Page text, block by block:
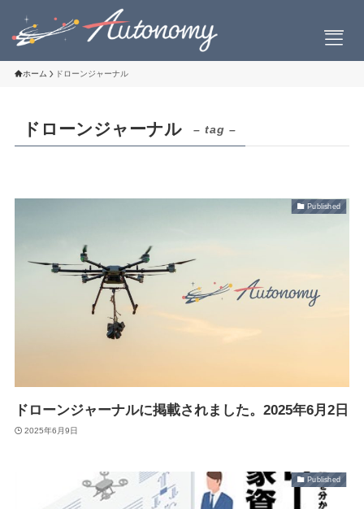
会社案内
社長挨拶
Suveyor-Ⅱ
Suveyor-Ⅲ
外壁点検ソリューション
ホーム ドローンジャーナル
ドローンジャーナル – tag –
Published
ドローンジャーナルに掲載されました。2025年6月2日
2025年6月9日
Published